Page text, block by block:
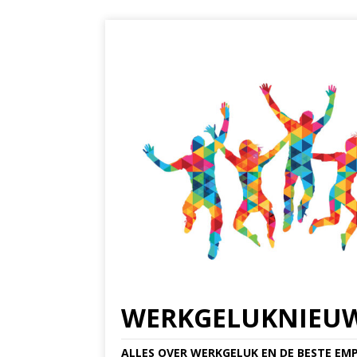
ALLES OVER WERKGELUK EN DE BESTE